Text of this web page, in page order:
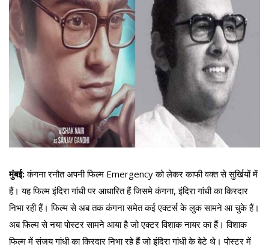
मुंबई:कंगना रनौत अपनी फिल्म Emergency को लेकर काफी वक्त से सुर्खियों में
हैं। यह फिल्म इंदिरा गांधी पर आधारित हैं जिसमे कंगना, इंदिरा गांधी का किरदार
निभा रही हैं। फिल्म से अब तक कंगना समेत कई एक्टर्स के लुक सामने आ चुके हैं।
अब फिल्म से नया पोस्टर सामने आया है जो एक्टर विशाक नायर का हैं। विशाक
फिल्म में संजय गांधी का किरदार निभा रहे हैं जो इंदिरा गांधी के बेटे थे। पोस्टर में